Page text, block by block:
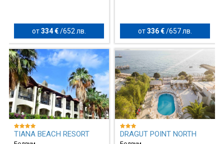
от334 € /652 лв. от336 €/657 лв.
TIANA BEACH RESORT DRAGUT POINT NORTH